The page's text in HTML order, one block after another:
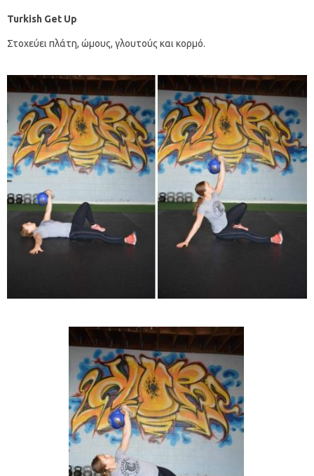
Turkish Get Up
Στοχεύει πλάτη, ώμους, γλουτούς και κορμό.